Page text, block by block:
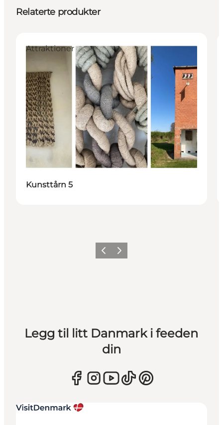
Relaterte produkter
Attraktioner
Kunsttårn 5
ForrigeNeste
Legg til litt Danmark i feeden
din